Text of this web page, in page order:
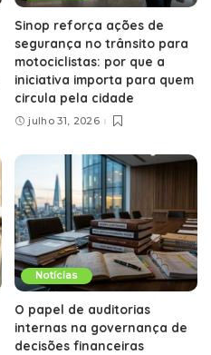
Sinop reforça ações de
segurança no trânsito para
motociclistas: por que a
iniciativa importa para quem
circula pela cidade
julho 31, 2026
Notícias
O papel de auditorias
internas na governança de
decisões financeiras